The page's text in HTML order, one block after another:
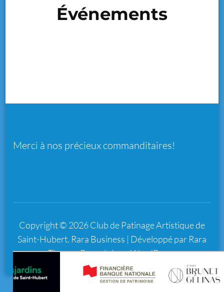
Événements
Merci à nos précieux commanditaires!
Copyright © 2026Club de Patinage Artistique de
Saint-Hubert. Rara Business | Développé par Rara
ThemesPropulsé parWordPress.